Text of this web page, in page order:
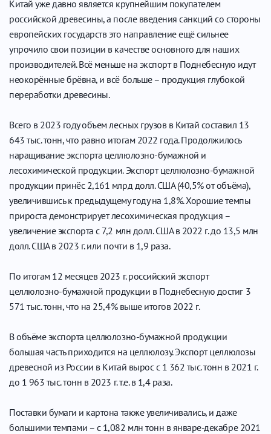
Китай уже давно является крупнейшим покупателем
российской древесины, а после введения санкций со стороны
европейских государств это направление ещё сильнее
упрочило свои позиции в качестве основного для наших
производителей. Всё меньше на экспорт в Поднебесную идут
неокорённые брёвна, и всё больше – продукция глубокой
переработки древесины.
Всего в 2023 году объем лесных грузов в Китай составил 13
643 тыс. тонн, что равно итогам 2022 года. Продолжилось
наращивание экспорта целлюлозно-бумажной и
лесохимической продукции. Экспорт целлюлозно-бумажной
продукции принёс 2,161 млрд долл. США (40,5% от объёма),
увеличившись к предыдущему году на 1,8%. Хорошие темпы
прироста демонстрирует лесохимическая продукция –
увеличение экспорта с 7,2 млн долл. США в 2022 г. до 13,5 млн
долл. США в 2023 г. или почти в 1,9 раза.
По итогам 12 месяцев 2023 г. российский экспорт
целлюлозно-бумажной продукции в Поднебесную достиг 3
571 тыс. тонн, что на 25,4% выше итогов 2022 г.
В объёме экспорта целлюлозно-бумажной продукции
большая часть приходится на целлюлозу. Экспорт целлюлозы
древесной из России в Китай вырос с 1 362 тыс. тонн в 2021 г.
до 1 963 тыс. тонн в 2023 г. т.е. в 1,4 раза.
Поставки бумаги и картона также увеличивались, и даже
большими темпами – с 1,082 млн тонн в январе-декабре 2021